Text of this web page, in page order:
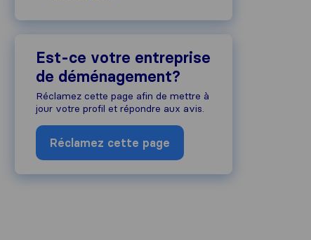
Est-ce votre entreprise
de déménagement?
Réclamez cette page afin de mettre à
jour votre profil et répondre aux avis.
Réclamez cette page